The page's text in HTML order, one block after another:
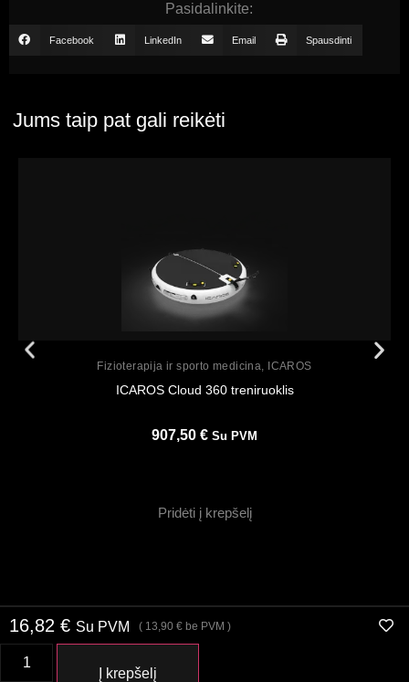
Pasidalinkite:
Facebook LinkedIn Email Spausdinti
Jums taip pat gali reikėti
Fizioterapija ir sporto medicina ICAROS
ICAROS Cloud 360 treniruoklis
907,50 € Su PVM
Pridėti į krepšelį
16,82 € Su PVM ( 13,90 € be PVM )
Į krepšelį